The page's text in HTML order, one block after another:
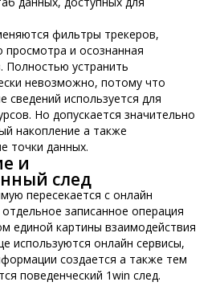
фильтры трекеров,
и осознанная
Полностью устранить
невозможно, потому что
сведений используется для
Но допускается значительно
накопление а также
точки данных.
и
след
пересекается с онлайн
записанное операция
единой картины взаимодействия
используются онлайн сервисы,
создается а также тем
поведенческий 1win след.